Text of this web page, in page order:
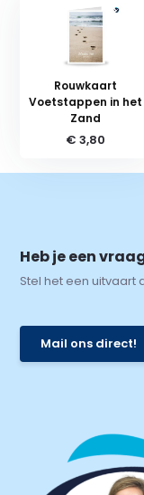
Rouwkaart
Voetstappen in het
Zand
€ 3,80
Heb je een
Stel het een uitvaart
Mail ons direct!